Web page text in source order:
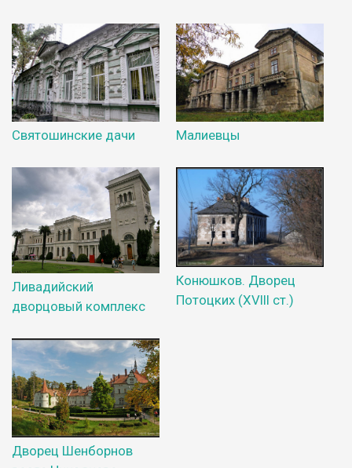
Святошинские дачи Малиевцы
Ливадийский
дворцовый комплекс
Конюшков. Дворец
Потоцких (XVIII ст.)
Дворец Шенборнов